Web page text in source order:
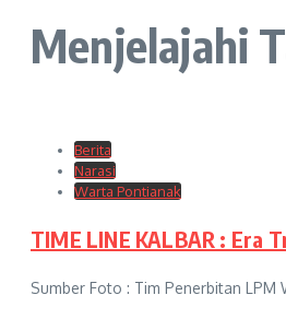
Menjelajahi
Berita
Narasi
Warta Pontianak
TIME LINE KALBAR : Era
Sumber Foto : Tim Penerbitan LPM